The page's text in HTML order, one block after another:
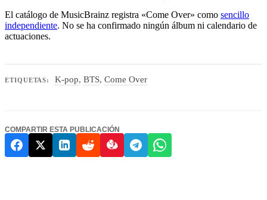
El catálogo de MusicBrainz registra «Come Over» como sencillo
independiente. No se ha confirmado ningún álbum ni calendario de
actuaciones.
ETIQUETAS: K-pop, BTS, Come Over
COMPARTIR ESTA PUBLICACIÓN